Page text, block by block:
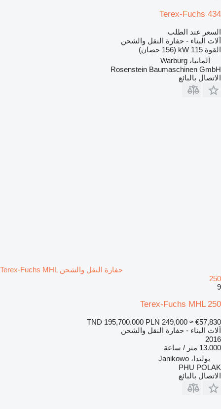
Terex-Fuchs 434
السعر عند الطلب
آلات البناء - حفارة النقل والشحن
القوة 115 kW (156 حصان)
ألمانيا، Warburg
Rosenstein Baumaschinen GmbH
الاتصال بالبائع
حفارة النقل والشحن Terex-Fuchs MHL
250
9
Terex-Fuchs MHL 250
TND 195,700.000 PLN 249,000 ≈ €57,830
آلات البناء - حفارة النقل والشحن
2016
13.000 متر / ساعة
بولندا، Janikowo
PHU POLAK
الاتصال بالبائع